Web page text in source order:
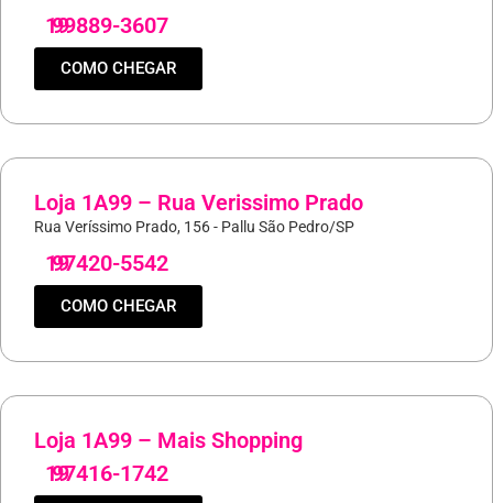
19
99889-3607
COMO CHEGAR
Loja 1A99 – Rua Verissimo Prado
Rua Veríssimo Prado, 156 - Pallu São Pedro/SP
19
97420-5542
COMO CHEGAR
Loja 1A99 – Mais Shopping
19
97416-1742